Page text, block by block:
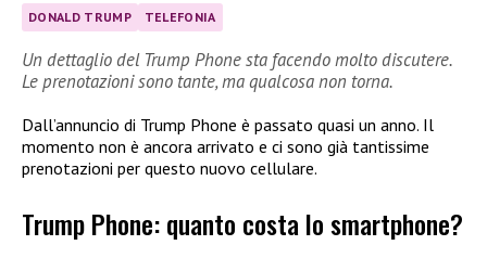
DONALD TRUMP TELEFONIA
Un dettaglio del Trump Phone sta facendo molto discutere.
Le prenotazioni sono tante, ma qualcosa non torna.
Dall’annuncio di Trump Phone è passato quasi un anno. Il
momento non è ancora arrivato e ci sono già tantissime
prenotazioni per questo nuovo cellulare.
Trump Phone: quanto costa lo smartphone?